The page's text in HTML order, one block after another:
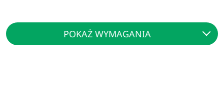
POKAŻ WYMAGANIA